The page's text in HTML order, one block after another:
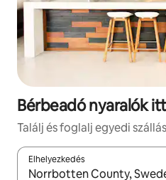
Bérbeadó nyaralók
Találj és foglalj egyedi
Elhelyezkedés
Az eredmények között a